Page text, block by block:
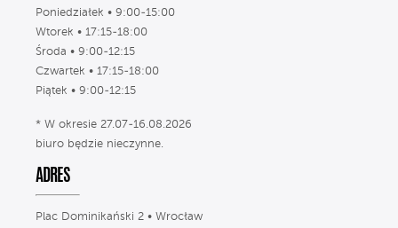
Poniedziałek • 9:00-15:00
Wtorek • 17:15-18:00
Środa • 9:00-12:15
Czwartek • 17:15-18:00
Piątek • 9:00-12:15
* W okresie 27.07-16.08.2026
biuro będzie nieczynne.
ADRES
Plac Dominikański 2 • Wrocław